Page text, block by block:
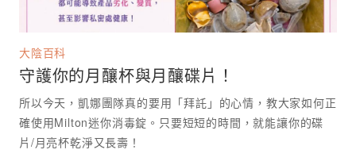
大陰百科
守護你的月釀杯與月釀碟片！
所以今天，凱娜團隊真的要用「拜託」的心情，教大家如何正
確使用Milton迷你消毒錠。只要短短的時間，就能讓你的碟